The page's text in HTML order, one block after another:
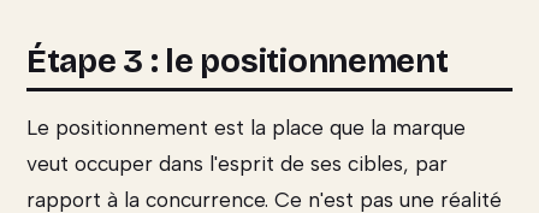
Étape 3 : le positionnement
Le positionnement est la place que la marque
veut occuper dans l'esprit de ses cibles, par
rapport à la concurrence. Ce n'est pas une réalité